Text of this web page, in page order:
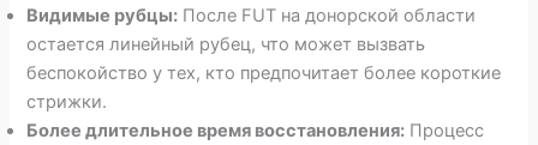
Видимые рубцы: После FUT на донорской области
остается линейный рубец, что может вызвать
беспокойство у тех, кто предпочитает более короткие
стрижки.
Более длительное время восстановления: Процесс